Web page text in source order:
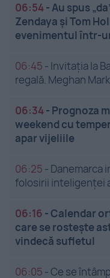
06:54-Au spus
Zendaya și Tom
evenimentul într-
06:45 - Invitația la
regală. Meghan
06:34- Prognoza
weekend cu
apar vijeliile
06:25 - Danemarca
folosirii inteligenței
06:16 -Calendar
care se rostește
vindecă sufletul
06:05 -Ce se